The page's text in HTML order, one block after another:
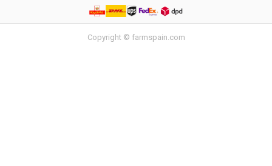
Copyright © farmspain.com